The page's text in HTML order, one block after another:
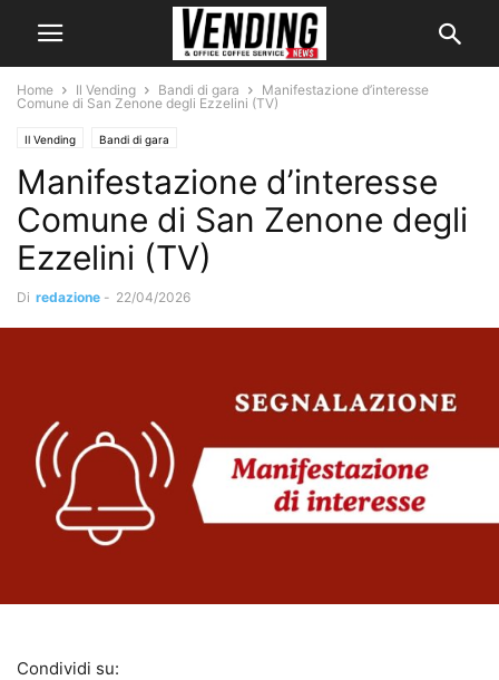
Home Il Vending Bandi di gara
Manifestazione d’interesse
Comune di San Zenone degli Ezzelini (TV)
Il Vending Bandi di gara
Manifestazione d’interesse
Comune di San Zenone degli
Ezzelini (TV)
Di redazione - 22/04/2026
Condividi su: